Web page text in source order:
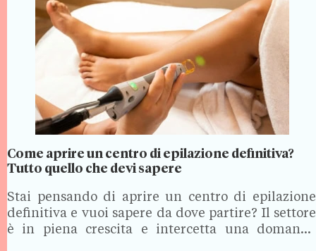
Come aprire un centro di epilazione definitiva?
Tutto quello che devi sapere
Stai pensando di aprire un centro di epilazione
definitiva e vuoi sapere da dove partire? Il settore
è in piena crescita e intercetta una domanda